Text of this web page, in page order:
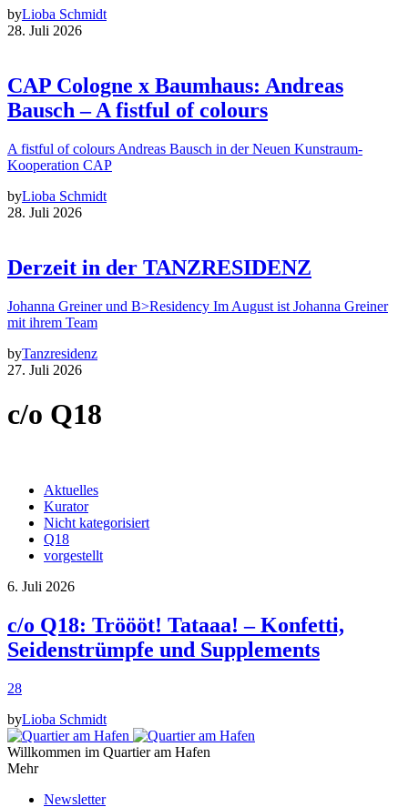
byLioba Schmidt
28. Juli 2026
CAP Cologne x Baumhaus: Andreas
Bausch – A fistful of colours
A fistful of colours Andreas Bausch in der Neuen Kunstraum-
Kooperation CAP
byLioba Schmidt
28. Juli 2026
Derzeit in der TANZRESIDENZ
Johanna Greiner und B>Residency Im August ist Johanna Greiner
mit ihrem Team
byTanzresidenz
27. Juli 2026
c/o Q18
Aktuelles
Kurator
Nicht kategorisiert
Q18
vorgestellt
6. Juli 2026
c/o Q18: Tröööt! Tataaa! – Konfetti,
Seidenstrümpfe und Supplements
28
byLioba Schmidt
Willkommen im Quartier am Hafen
Mehr
Newsletter